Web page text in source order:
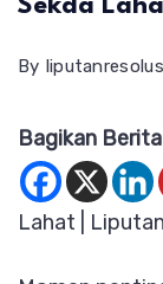
Sekda
By
Bagikan Berita
Lahat |